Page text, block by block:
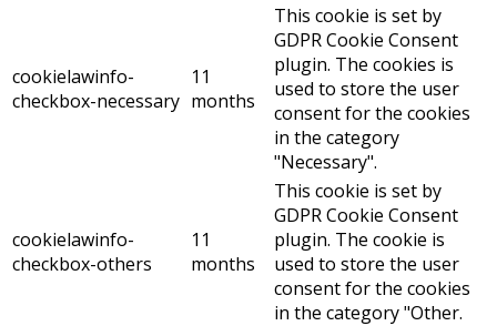
cookielawinfo-
checkbox-necessary
11
months
This cookie is set by
GDPR Cookie Consent
plugin. The cookies is
used to store the user
consent for the cookies
in the category
"Necessary".
cookielawinfo-
checkbox-others
11
months
This cookie is set by
GDPR Cookie Consent
plugin. The cookie is
used to store the user
consent for the cookies
in the category "Other.